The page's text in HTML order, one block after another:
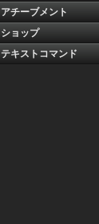
アチーブメント
ショップ
テキストコマンド